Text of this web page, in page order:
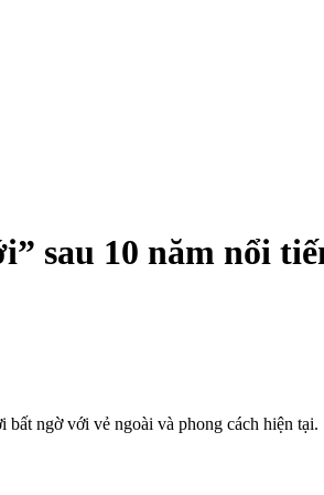
sau 10 năm nổi
ngờ với vẻ ngoài và phong cách hiện tại.